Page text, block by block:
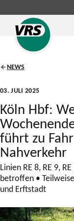
NEWS
03. JULI 2025
Köln Hbf:
führt zu
Nahverkehr
Linien RE 8, RE 9,
betroffen •
und Erftstadt